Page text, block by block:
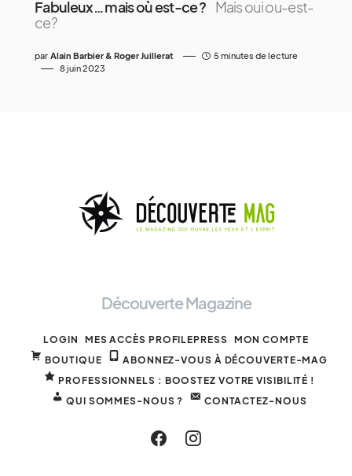
Fabuleux… mais où est-ce ? Mais oui ou-est-
ce?
par Alain Barbier & Roger Juillerat
5 minutes de lecture
8 juin 2023
Découverte Magazine
LOGIN MES ACCÈS PROFILEPRESS MON COMPTE
BOUTIQUE
ABONNEZ-VOUS À DÉCOUVERTE-MAG
PROFESSIONNELS : BOOSTEZ VOTRE VISIBILITÉ !
QUI SOMMES-NOUS ?
CONTACTEZ-NOUS